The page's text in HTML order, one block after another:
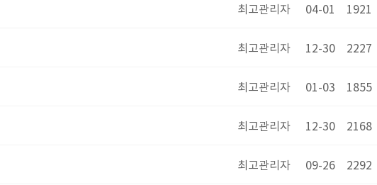
최고관리자 04-01 1921
최고관리자 12-30 2227
최고관리자 01-03 1855
최고관리자 12-30 2168
최고관리자 09-26 2292